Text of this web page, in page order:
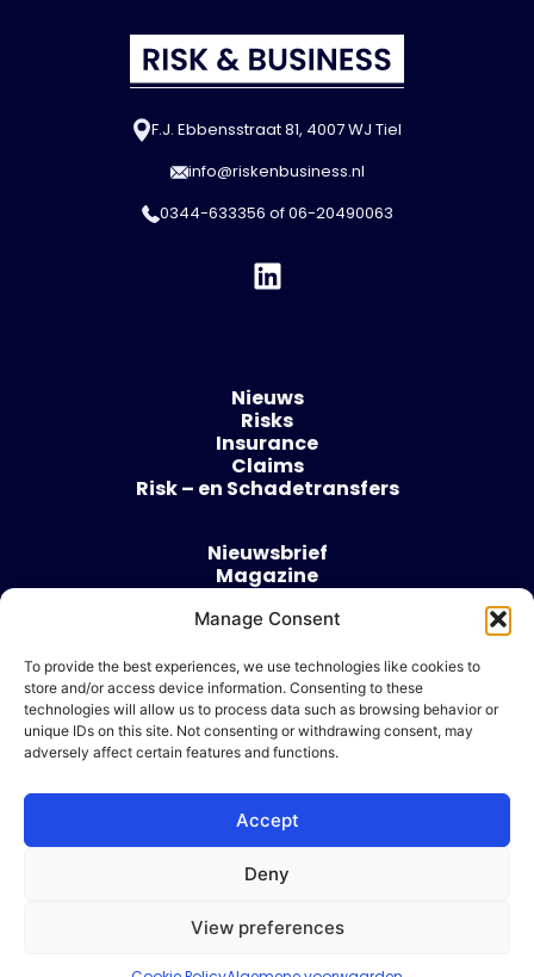
Manage Consent
To provide the best experiences, we use technologies like cookies to
store and/or access device information. Consenting to these
technologies will allow us to process data such as browsing behavior or
unique IDs on this site. Not consenting or withdrawing consent, may
adversely affect certain features and functions.
Accept
Deny
View preferences
F.J. Ebbensstraat 81, 4007 WJ Tiel
info@riskenbusiness.nl
0344-633356 of06-20490063
Nieuws
Risks
Insurance
Claims
Risk – en Schadetransfers
Nieuwsbrief
Magazine
Over
Algemene voorwaarden
Cookie beleid
Ik wil adverteren
© 2026 Risk & Business
| Design & Development door